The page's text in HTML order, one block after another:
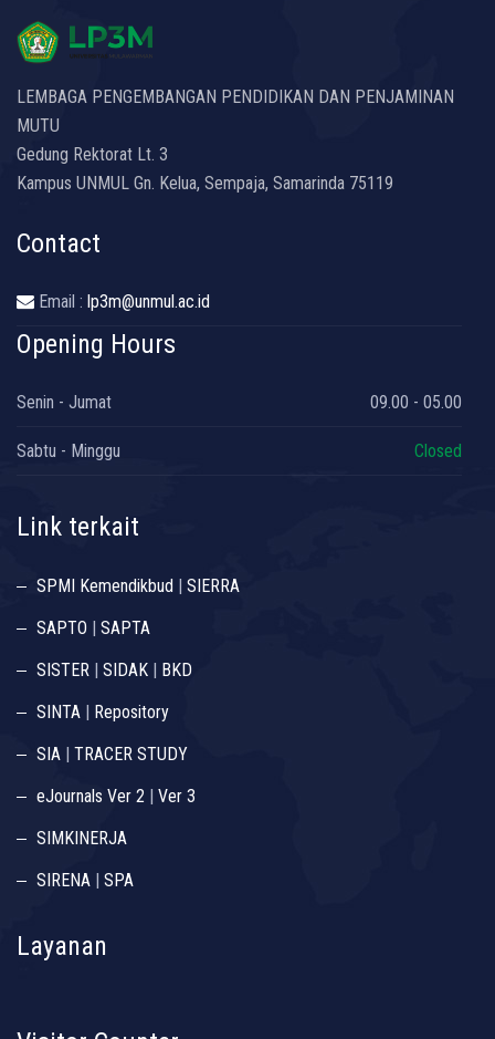
LEMBAGA PENGEMBANGAN PENDIDIKAN DAN PENJAMINAN
MUTU
Gedung Rektorat Lt. 3
Kampus UNMUL Gn. Kelua, Sempaja, Samarinda 75119
Contact
Email : lp3m@unmul.ac.id
Opening Hours
Senin - Jumat 09.00 - 05.00
Sabtu - Minggu Closed
Link terkait
SPMI Kemendikbud | SIERRA
SAPTO | SAPTA
SISTER | SIDAK | BKD
SINTA | Repository
SIA | TRACER STUDY
eJournals Ver 2 | Ver 3
SIMKINERJA
SIRENA | SPA
Layanan